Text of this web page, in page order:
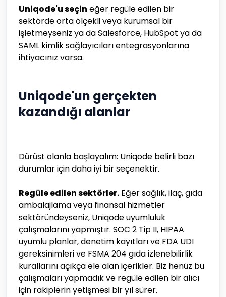
Uniqode'u seçin eğer regüle edilen bir
sektörde orta ölçekli veya kurumsal bir
işletmeyseniz ya da Salesforce, HubSpot ya da
SAML kimlik sağlayıcıları entegrasyonlarına
ihtiyacınız varsa.
Uniqode'un gerçekten
kazandığı alanlar
Dürüst olanla başlayalım: Uniqode belirli bazı
durumlar için daha iyi bir seçenektir.
Regüle edilen sektörler. Eğer sağlık, ilaç, gıda
ambalajlama veya finansal hizmetler
sektöründeyseniz, Uniqode uyumluluk
çalışmalarını yapmıştır. SOC 2 Tip II, HIPAA
uyumlu planlar, denetim kayıtları ve FDA UDI
gereksinimleri ve FSMA 204 gıda izlenebilirlik
kurallarını açıkça ele alan içerikler. Biz henüz bu
çalışmaları yapmadık ve regüle edilen bir alıcı
için rakiplerin yetişmesi bir yıl sürer.